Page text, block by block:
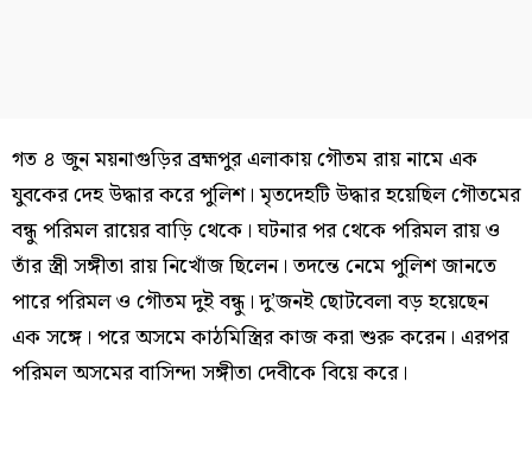
গত ৪ জুন ময়নাগুড়ির ব্রহ্মপুর এলাকায় গৌতম রায় নামে এক
যুবকের দেহ উদ্ধার করে পুলিশ। মৃতদেহটি উদ্ধার হয়েছিল গৌতমের
বন্ধু পরিমল রায়ের বাড়ি থেকে। ঘটনার পর থেকে পরিমল রায় ও
তাঁর স্ত্রী সঙ্গীতা রায় নিখোঁজ ছিলেন। তদন্তে নেমে পুলিশ জানতে
পারে পরিমল ও গৌতম দুই বন্ধু। দু’জনই ছোটবেলা বড় হয়েছেন
এক সঙ্গে। পরে অসমে কাঠমিস্ত্রির কাজ করা শুরু করেন। এরপর
পরিমল অসমের বাসিন্দা সঙ্গীতা দেবীকে বিয়ে করে।